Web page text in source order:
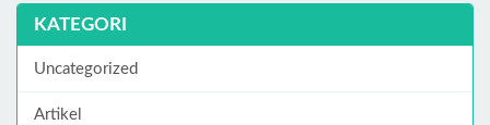
KATEGORI
Uncategorized
Artikel